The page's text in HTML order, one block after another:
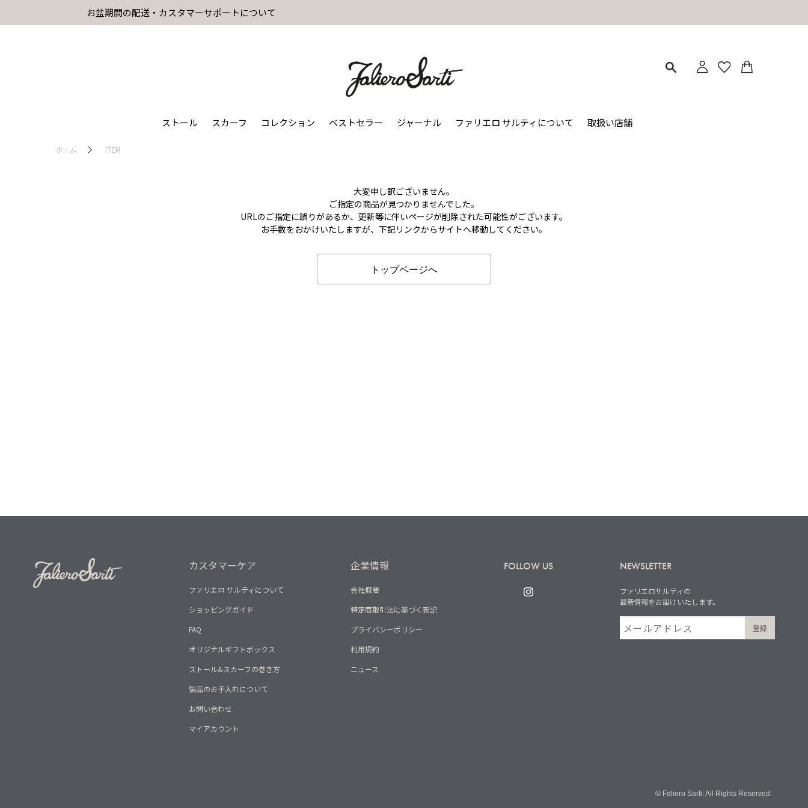
お盆期間の配送・カスタマーサポートについて
ストール スカーフ コレクション ベストセラー ジャーナル ファリエロ サルティについて 取扱い店舗
ホーム ITEM
大変申し訳ございません。
ご指定の商品が見つかりませんでした。
URLのご指定に誤りがあるか、更新等に伴いページが削除された可能性がございます。
お手数をおかけいたしますが、下記リンクからサイトへ移動してください。
トップページへ
カスタマーケア
ファリエロ サルティについて
ショッピングガイド
FAQ
オリジナルギフトボックス
ストール&スカーフの巻き方
製品のお手入れについて
お問い合わせ
マイアカウント
企業情報
会社概要
特定商取引法に基づく表記
プライバシーポリシー
利用規約
ニュース
FOLLOW US NEWSLETTER
ファリエロサルティの
最新情報をお届けいたします。
© Faliero Sarti. All Rights Reserved.